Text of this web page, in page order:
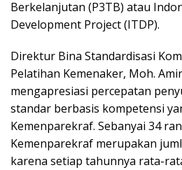
Berkelanjutan (P3TB) atau
Development Project (ITDP).
Direktur Bina Standardisasi
Pelatihan Kemenaker, Moh.
mengapresiasi percepatan
standar berbasis kompetensi
Kemenparekraf. Sebanyai 34
Kemenparekraf merupakan
karena setiap tahunnya rata-